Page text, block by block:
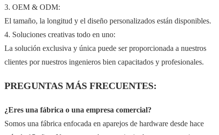
3. OEM & ODM:
El tamaño, la longitud y el diseño personalizados están disponibles.
4. Soluciones creativas todo en uno:
La solución exclusiva y única puede ser proporcionada a nuestros
clientes por nuestros ingenieros bien capacitados y profesionales.
PREGUNTAS MÁS FRECUENTES:
¿Eres una fábrica o una empresa comercial?
Somos una fábrica enfocada en aparejos de hardware desde hace